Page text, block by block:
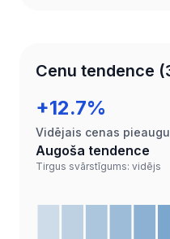
Cenu tendence
+12.7%
Vidējais cenas
Augoša tendence
Tirgus svārstīgums: vidējs